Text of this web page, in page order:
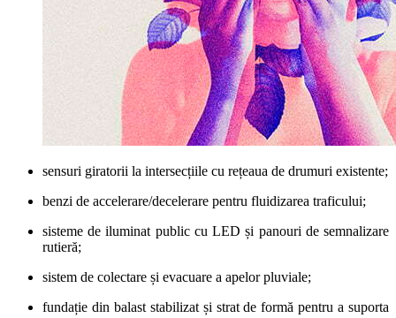
sensuri giratorii la intersecțiile cu rețeaua de drumuri existente;
benzi de accelerare/decelerare pentru fluidizarea traficului;
sisteme de iluminat public cu LED și panouri de semnalizare
rutieră;
sistem de colectare și evacuare a apelor pluviale;
fundație din balast stabilizat și strat de formă pentru a suporta